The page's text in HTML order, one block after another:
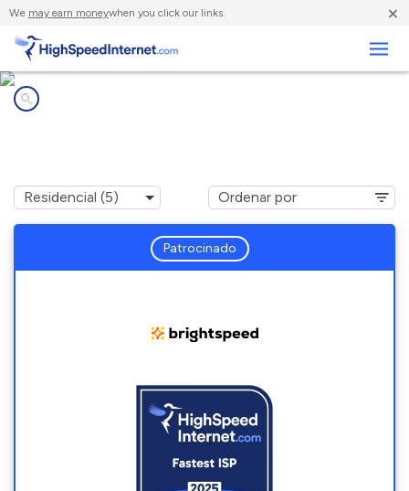
We may earn moneywhen you click our links. ×
Patrocinado